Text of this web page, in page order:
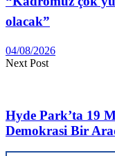
olacak”
04/08/2026
Next Post
Hyde Park’ta 19
Demokrasi Bir